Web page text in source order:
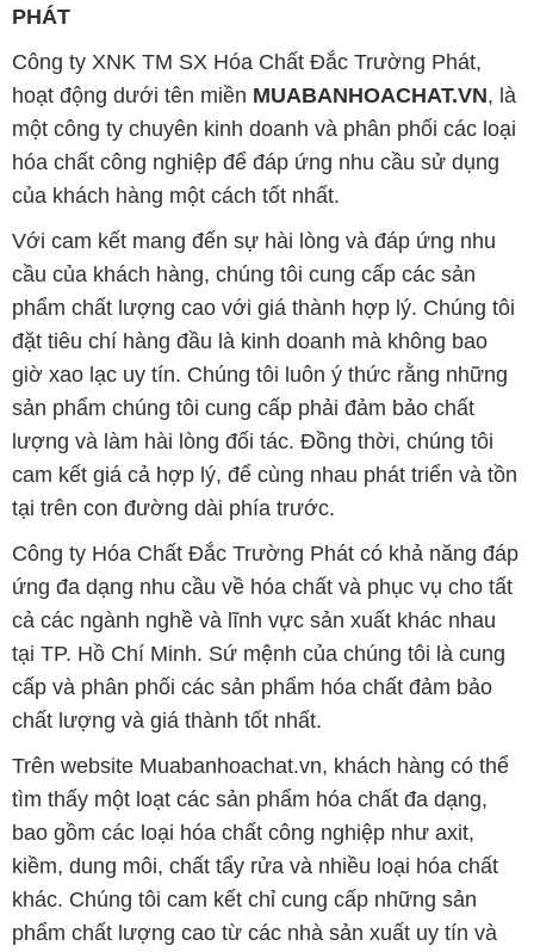
PHÁT
Công ty XNK TM SX Hóa Chất Đắc Trường Phát,
hoạt động dưới tên miền MUABANHOACHAT.VN, là
một công ty chuyên kinh doanh và phân phối các loại
hóa chất công nghiệp để đáp ứng nhu cầu sử dụng
của khách hàng một cách tốt nhất.
Với cam kết mang đến sự hài lòng và đáp ứng nhu
cầu của khách hàng, chúng tôi cung cấp các sản
phẩm chất lượng cao với giá thành hợp lý. Chúng tôi
đặt tiêu chí hàng đầu là kinh doanh mà không bao
giờ xao lạc uy tín. Chúng tôi luôn ý thức rằng những
sản phẩm chúng tôi cung cấp phải đảm bảo chất
lượng và làm hài lòng đối tác. Đồng thời, chúng tôi
cam kết giá cả hợp lý, để cùng nhau phát triển và tồn
tại trên con đường dài phía trước.
Công ty Hóa Chất Đắc Trường Phát có khả năng đáp
ứng đa dạng nhu cầu về hóa chất và phục vụ cho tất
cả các ngành nghề và lĩnh vực sản xuất khác nhau
tại TP. Hồ Chí Minh. Sứ mệnh của chúng tôi là cung
cấp và phân phối các sản phẩm hóa chất đảm bảo
chất lượng và giá thành tốt nhất.
Trên website Muabanhoachat.vn, khách hàng có thể
tìm thấy một loạt các sản phẩm hóa chất đa dạng,
bao gồm các loại hóa chất công nghiệp như axit,
kiềm, dung môi, chất tẩy rửa và nhiều loại hóa chất
khác. Chúng tôi cam kết chỉ cung cấp những sản
phẩm chất lượng cao từ các nhà sản xuất uy tín và